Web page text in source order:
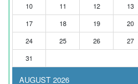
AUGUST 2026
10
11 12 13
17
18 19 20
24
25 26 27
31